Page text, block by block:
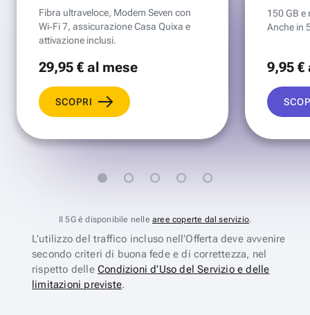
Fibra ultraveloce, Modem Seven con
Wi‑Fi 7, assicurazione Casa Quixa e
attivazione inclusi.
29,95 €al mese
SCOPRI
150 GB e
Anche in
9,95 €
Il 5G è disponibile nelle aree coperte dal servizio.
L’utilizzo del traffico incluso nell’Offerta deve avvenire
secondo criteri di buona fede e di correttezza, nel
rispetto delle Condizioni d’Uso del Servizio e delle
limitazioni previste.